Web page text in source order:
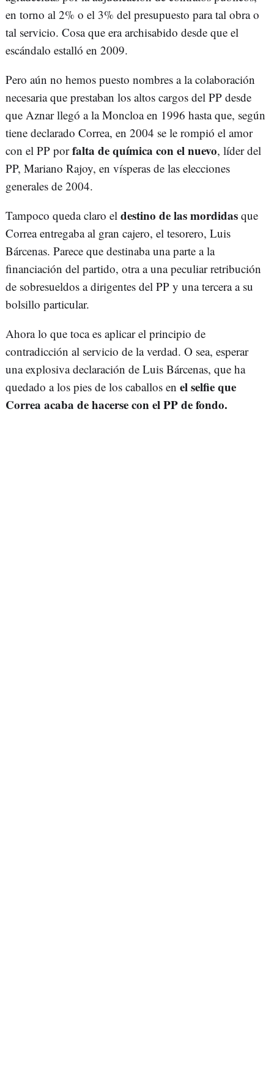
en torno al 2% o el 3% del presupuesto para tal obra o
tal servicio. Cosa que era archisabido desde que el
escándalo estalló en 2009.
Pero aún no hemos puesto nombres a la colaboración
necesaria que prestaban los altos cargos del PP desde
que Aznar llegó a la Moncloa en 1996 hasta que, según
tiene declarado Correa, en 2004 se le rompió el amor
con el PP porfalta de química con el nuevo, líder del
PP, Mariano Rajoy, en vísperas de las elecciones
generales de 2004.
Tampoco queda claro el destino de las mordidas que
Correa entregaba al gran cajero, el tesorero, Luis
Bárcenas. Parece que destinaba una parte a la
financiación del partido, otra a una peculiar retribución
de sobresueldos a dirigentes del PP y una tercera a su
bolsillo particular.
Ahora lo que toca es aplicar el principio de
contradicción al servicio de la verdad. O sea, esperar
una explosiva declaración de Luis Bárcenas, que ha
quedado a los pies de los caballos en el selfie que
Correa acaba de hacerse con el PP de fondo.